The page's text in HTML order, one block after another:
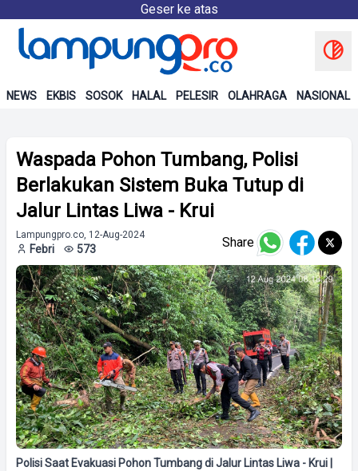
Geser ke atas
NEWS EKBIS SOSOK HALAL PELESIR OLAHRAGA NASIONAL
Waspada Pohon Tumbang, Polisi
Berlakukan Sistem Buka Tutup di
Jalur Lintas Liwa - Krui
Lampungpro.co, 12-Aug-2024
Febri 573 Share
Polisi Saat Evakuasi Pohon Tumbang di Jalur Lintas Liwa - Krui |